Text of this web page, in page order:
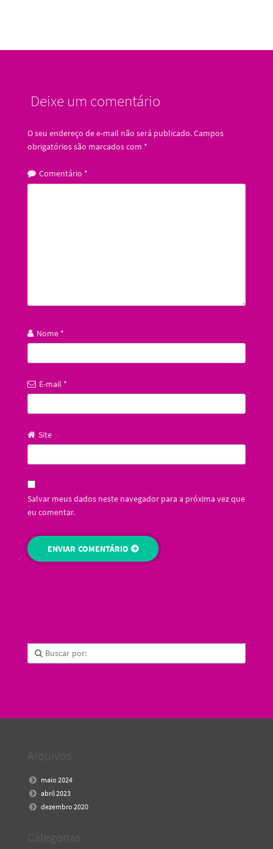
Deixe um comentário
O seu endereço de e-mail não será publicado.Campos
obrigatórios são marcados com *
Comentário *
Nome *
E-mail *
Site
Salvar meus dados neste navegador para a próxima vez que
eu comentar.
Arquivos
maio 2024
abril 2023
dezembro 2020
Categorias